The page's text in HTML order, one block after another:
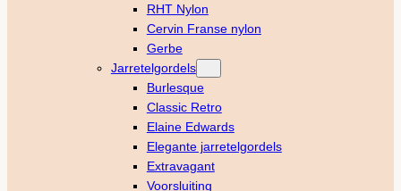
RHT Nylon
Cervin Franse nylon
Gerbe
Jarretelgordels
Burlesque
Classic Retro
Elaine Edwards
Elegante jarretelgordels
Extravagant
Voorsluiting